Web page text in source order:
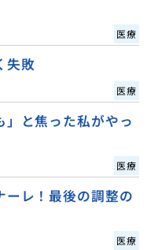
医療
失敗
医療
と焦った私がやっ
医療
ーレ！最後の調整の
医療